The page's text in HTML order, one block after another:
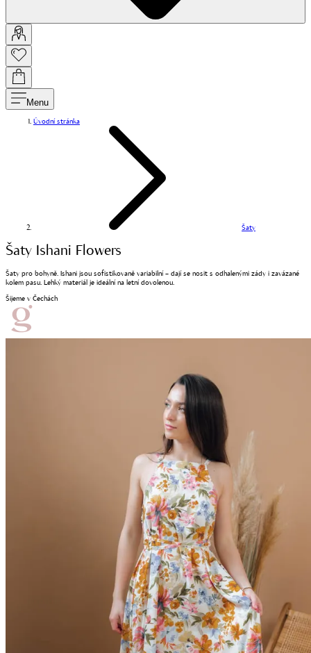
Menu
Úvodní stránka
Šaty
Šaty Ishani Flowers
Šaty pro bohyně. Ishani jsou sofistikovaně variabilní – dají se nosit s odhalenými zády i zavázané
kolem pasu. Lehký materiál je ideální na letní dovolenou.
Šijeme v Čechách